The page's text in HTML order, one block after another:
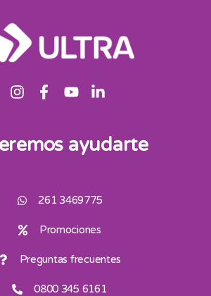
ayudarte
261 3469775
Promociones
Preguntas frecuentes
0800 345 6161